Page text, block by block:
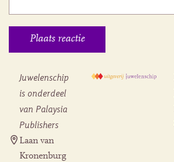
Juwelenschip
is onderdeel
van Palaysia
Publishers
Laan van
Kronenburg